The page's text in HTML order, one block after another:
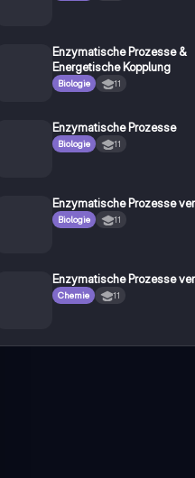
Enzymatische Prozesse &
Energetische Kopplung
Biologie 11
Enzymatische Prozesse
Biologie 11
Enzymatische Prozesse
Biologie 11
Enzymatische Prozesse
Chemie 11